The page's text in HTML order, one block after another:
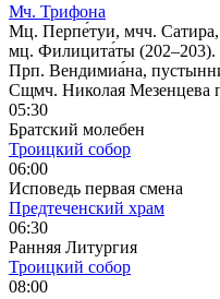
Мч. Трифона
Мц. Перпе́туи, мчч. Сатира,
мц. Филицита́ты (202–203).
Прп. Вендимиа́на,
Сщмч. Николая Мезенцева
05:30
Братский молебен
Троицкий собор
06:00
Исповедь первая смена
Предтеченский храм
06:30
Ранняя Литургия
Троицкий собор
08:00